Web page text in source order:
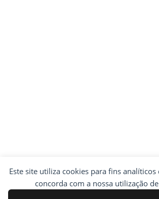
Este site utiliza cookies para fins
concorda com a nossa utilização